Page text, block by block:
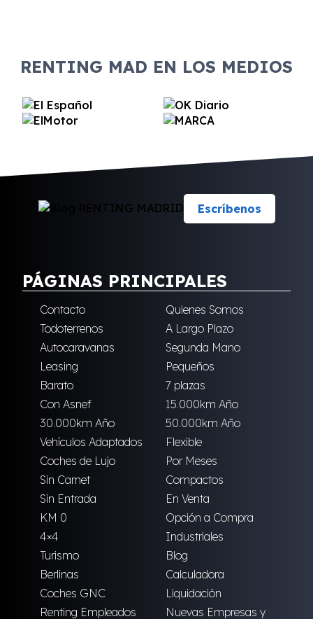
RENTING MAD EN LOS MEDIOS
Escríbenos
PÁGINAS PRINCIPALES
Contacto
Quienes Somos
Todoterrenos
A Largo Plazo
Autocaravanas
Segunda Mano
Leasing
Pequeños
Barato
7 plazas
Con Asnef
15.000km Año
30.000km Año
50.000km Año
Vehículos Adaptados
Flexible
Coches de Lujo
Por Meses
Sin Carnet
Compactos
Sin Entrada
En Venta
KM 0
Opción a Compra
4×4
Industriales
Turismo
Blog
Berlinas
Calculadora
Coches GNC
Liquidación
Renting Empleados
Nuevas Empresas y